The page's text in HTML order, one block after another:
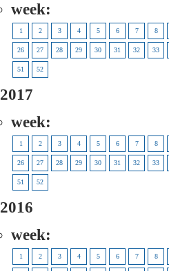
week:
1 2 3 4 5 6 7 8
26 27 28 29 30 31 32 33
51 52
2017
week:
1 2 3 4 5 6 7 8
26 27 28 29 30 31 32 33
51 52
2016
week:
1 2 3 4 5 6 7 8